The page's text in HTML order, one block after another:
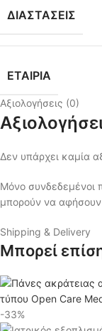
ΔΙΑΣΤΆΣΕΙΣ
ΕΤΑΙΡΙΑ
Αξιολογήσεις (0)
Δεν υπάρχει καμία
Μόνο συνδεδεμένοι
μπορούν να αφήσουν
Shipping & Delivery
Μπορεί
-33%